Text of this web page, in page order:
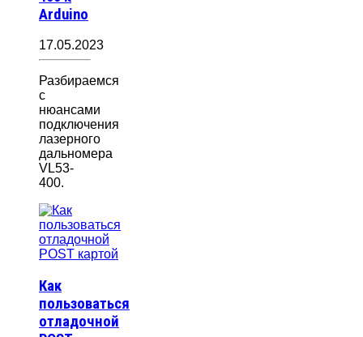
Arduino
17.05.2023
Разбираемся
с
нюансами
подключения
лазерного
дальномера
VL53-
400.
Как
пользоваться
отладочной